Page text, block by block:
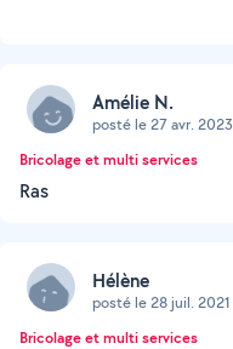
Amélie N.
posté le 27 avr. 2023
Bricolage et multi services
Ras
Hélène
posté le 28 juil. 2021
Bricolage et multi services